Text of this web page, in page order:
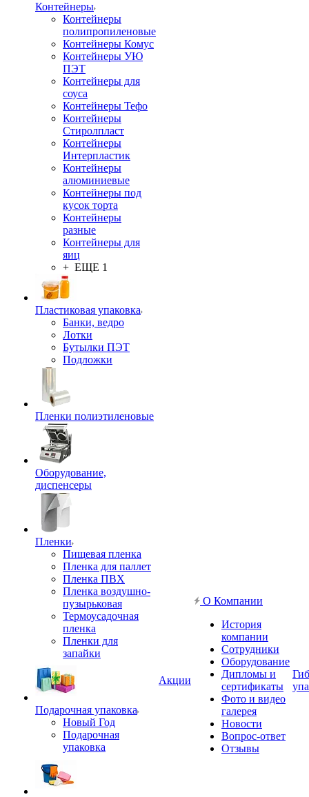
Контейнеры
Контейнеры
полипропиленовые
Контейнеры Комус
Контейнеры УЮ
ПЭТ
Контейнеры для
соуса
Контейнеры Тефо
Контейнеры
Стиролпласт
Контейнеры
Интерпластик
Контейнеры
алюминиевые
Контейнеры под
кусок торта
Контейнеры
разные
Контейнеры для
яиц
+ ЕЩЕ 1
Пластиковая упаковка
Банки, ведро
Лотки
Бутылки ПЭТ
Подложки
Пленки полиэтиленовые
Оборудование,
диспенсеры
Пленки
Пищевая пленка
Пленка для паллет
Пленка ПВХ
Пленка воздушно-
пузырьковая
Термоусадочная
пленка
Пленки для
запайки
Подарочная упаковка
Новый Год
Подарочная
упаковка
Акции
О Компании
История
компании
Сотрудники
Оборудование
Дипломы и
сертификаты
Фото и видео
галерея
Новости
Вопрос-ответ
Отзывы